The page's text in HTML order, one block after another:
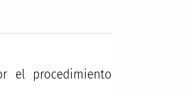
el procedimiento